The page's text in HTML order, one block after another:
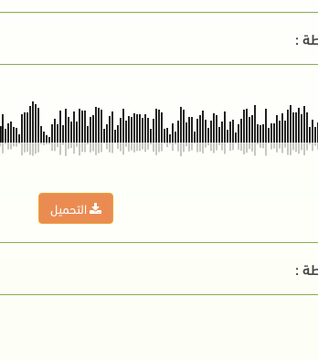
:
التحميل
: